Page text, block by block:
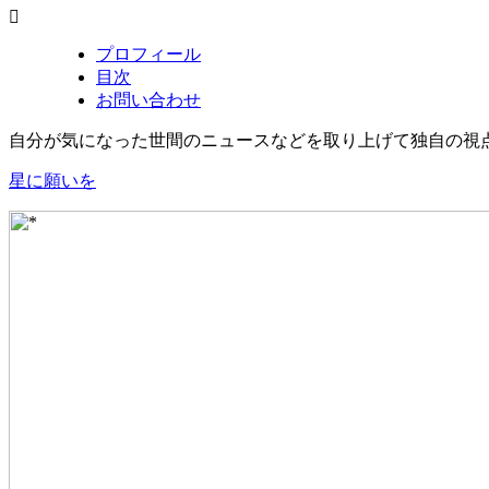
プロフィール
目次
お問い合わせ
自分が気になった世間のニュースなどを取り上げて独自の視
星に願いを